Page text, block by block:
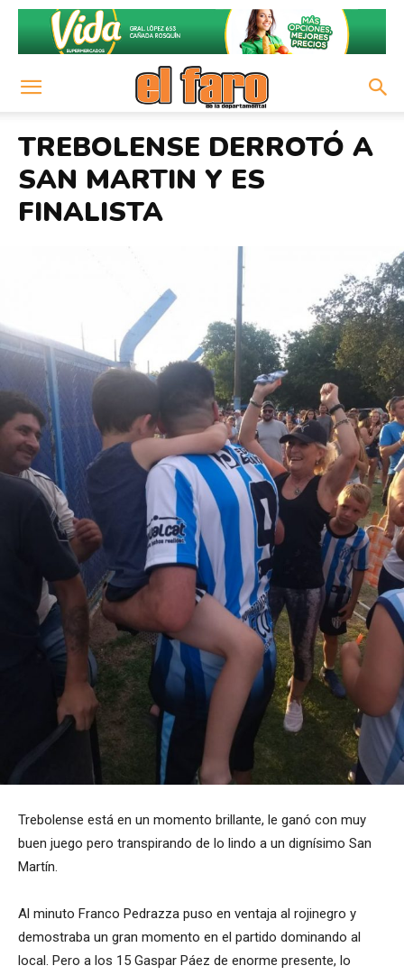
TREBOLENSE DERROTÓ A
SAN MARTIN Y ES
FINALISTA
Trebolense está en un momento brillante, le ganó con muy
buen juego pero transpirando de lo lindo a un dignísimo San
Martín.
Al minuto Franco Pedrazza puso en ventaja al rojinegro y
demostraba un gran momento en el partido dominando al
local. Pero a los 15 Gaspar Páez de enorme presente, lo